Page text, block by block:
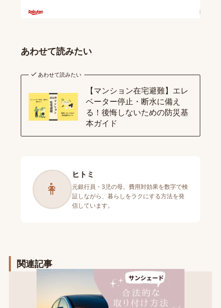
あわせて読みたい
あわせて読みたい
【マンション在宅避難】エレ
ベーター停止・断水に備え
る！後悔しないための防災基
本ガイド
👩
ヒトミ
元銀行員・3児の母。費用対効果を数字で検
証しながら、暮らしをラクにする方法を発
信しています。
関連記事